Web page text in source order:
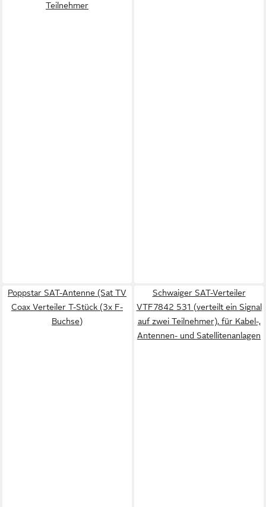
Teilnehmer
Poppstar SAT-Antenne (Sat TV
Coax Verteiler T-Stück (3x F-
Buchse)
Schwaiger SAT-Verteiler
VTF7842 531 (verteilt ein Signal
auf zwei Teilnehmer), für Kabel-,
Antennen- und Satellitenanlagen